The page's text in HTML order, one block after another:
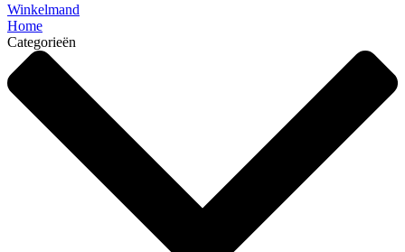
Winkelmand
Home
Categorieën